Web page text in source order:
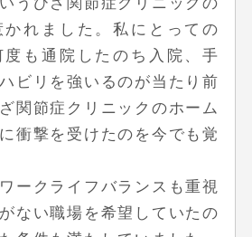
れました。私にとっての
度も通院したのち入院、手
ビリを強いるのが当たり前
関節症クリニックのホーム
衝撃を受けたのを今でも覚
ークライフバランスも重視
ない職場を希望していたの